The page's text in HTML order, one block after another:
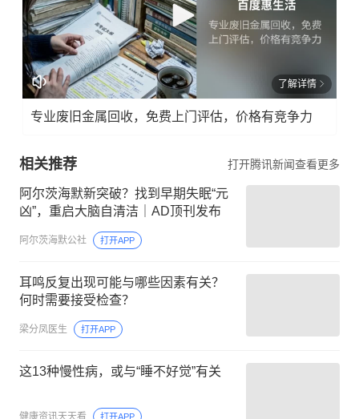
了解详情
专业废旧金属回收，免费上门评估，价格有竞争力
相关推荐 打开腾讯新闻查看更多
阿尔茨海默新突破？找到早期失眠“元
凶”，重启大脑自清洁｜AD顶刊发布
阿尔茨海默公社 打开APP
耳鸣反复出现可能与哪些因素有关？
何时需要接受检查？
梁分凤医生 打开APP
这13种慢性病，或与“睡不好觉”有关
健康资讯天天看 打开APP